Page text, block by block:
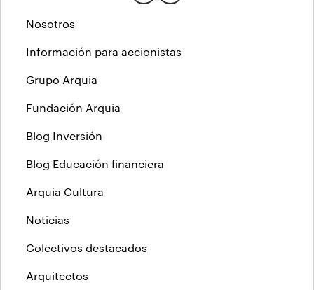
Nosotros
Información para accionistas
Grupo Arquia
Fundación Arquia
Blog Inversión
Blog Educación financiera
Arquia Cultura
Noticias
Colectivos destacados
Arquitectos